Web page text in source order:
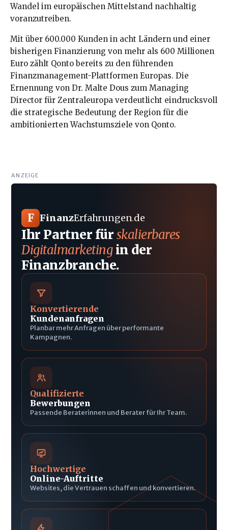
Wandel im europäischen Mittelstand nachhaltig
voranzutreiben.
Mit über 600.000 Kunden in acht Ländern und einer
bisherigen Finanzierung von mehr als 600 Millionen
Euro zählt Qonto bereits zu den führenden
Finanzmanagement-Plattformen Europas. Die
Ernennung von Dr. Malte Dous zum Managing
Director für Zentraleuropa verdeutlicht eindrucksvoll
die strategische Bedeutung der Region für die
ambitionierten Wachstumsziele von Qonto.
ANZEIGE
F FinanzErfahrungen.de
Ihr Partner fürskalierbares
Digitalmarketingin der
Finanzbranche.
Konvertierende
Kundenanfragen
Planbar mehr Anfragen über performante
Kampagnen.
Qualifizierte
Bewerbungen
Passende Beraterinnen und Berater für Ihr Team.
Hochwertige
Online-Auftritte
Websites, die Vertrauen schaffen und konvertieren.